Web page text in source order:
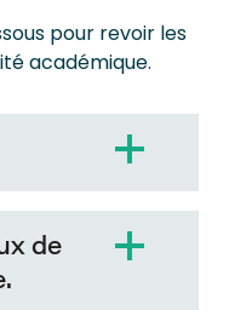
pour revoir les
académique.
de